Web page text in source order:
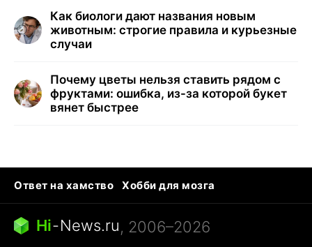
Как биологи дают названия новым
животным: строгие правила и курьезные
случаи
Почему цветы нельзя ставить рядом с
фруктами: ошибка, из-за которой букет
вянет быстрее
Ответ на хамство
Хобби для мозга
Бензин 100 и 95
Тунцы в океанариуме
Следующая пандемия
Hi-News.ru, 2006–2026